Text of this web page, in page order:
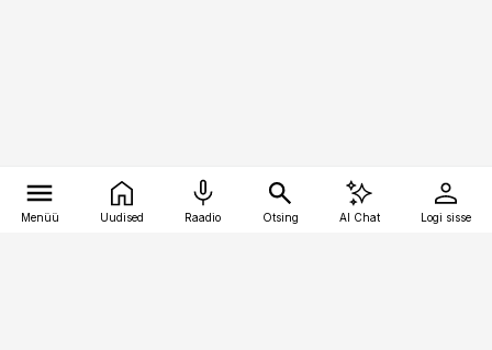
Menüü Uudised Raadio Otsing AI Chat Logi sisse